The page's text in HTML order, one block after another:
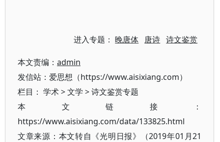
进入专题：晚唐体 唐诗 诗文鉴赏
本文责编： admin
发信站：爱思想（https://www.aisixiang.com）
栏目： 学术>文学 >诗文鉴赏专题
本文链接：
https://www.aisixiang.com/data/133825.html
文章来源：本文转自《光明日报》（2019年01月21